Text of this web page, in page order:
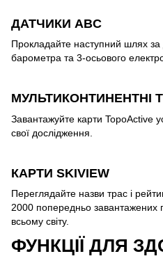
ДАТЧИКИ ABC
Прокладайте наступний шлях за
барометра та 3-осьового
МУЛЬТИКОНТИНЕНТНІ
Завантажуйте карти TopoActive
свої дослідження.
КАРТИ SKIVIEW
Переглядайте назви трас і
2000 попередньо завантажених
всьому світу.
ФУНКЦІЇ ДЛЯ